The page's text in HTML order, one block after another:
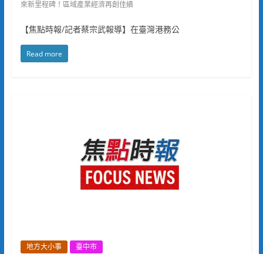
來新里程碑！區域產業經濟再創佳績
【焦點時報/記者蔡宗武報導】在臺灣港務公
Read more
地方大小事 臺中市